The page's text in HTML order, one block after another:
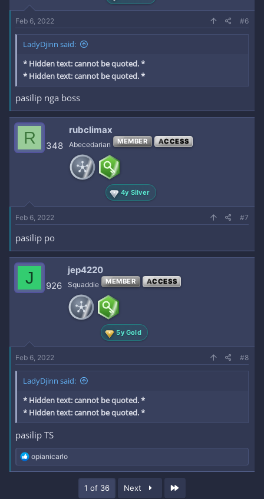
Feb 6, 2022 #6
LadyDjinn said:
* Hidden text: cannot be quoted. *
* Hidden text: cannot be quoted. *
pasilip nga boss
R 348
rubclimax
Abecedarian MEMBER ACCESS
4y Silver
Feb 6, 2022 #7
pasilip po
J 926
jep4220
Squaddie MEMBER ACCESS
5y Gold
Feb 6, 2022 #8
LadyDjinn said:
* Hidden text: cannot be quoted. *
* Hidden text: cannot be quoted. *
pasilip TS
R
e
a
opianicarlo
1 of 36 Next